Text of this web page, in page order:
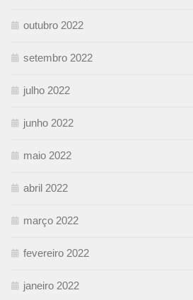
outubro 2022
setembro 2022
julho 2022
junho 2022
maio 2022
abril 2022
março 2022
fevereiro 2022
janeiro 2022